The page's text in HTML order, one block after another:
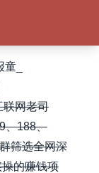
_
联网老司
、188、
筛选全网深
的赚钱项